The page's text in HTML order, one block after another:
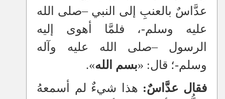
عدَّاسٌ بالعنبِ إلى النبي–صلى الله
عليه وسلم-، فلمَّا أهوى إليه
الرسول–صلى الله عليه وآله
وسلم-؛ قال: «بسم الله».
فقال عدَّاسٌ: هذا شيءٌ لم أسمعهُ